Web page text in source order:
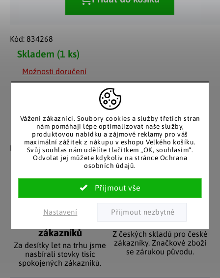
Vážení zákazníci. Soubory cookies a služby třetích stran
nám pomáhají lépe optimalizovat naše služby,
produktovou nabídku a zájmové reklamy pro váš
maximální zážitek z nákupu v eshopu Velkého košíku.
Svůj souhlas nám udělíte tlačítkem „OK, souhlasím“.
Odvolat jej můžete kdykoliv na stránce Ochrana
osobních údajů.
Nastavení
Skladem (1 ks)
Možnosti doručení
Kód: 834268
Záruka spokojenosti
Nakupujete bez obav, férové
jednání v každé situaci.
Katalog v tištěné
podobě
Stálým zákazníkům
posíláme papírový katalog
do schránky.
zákazníků
Za desítky let na trhu jsme
nasbírali stovky tisíc
spokojených zákazníků.
EU distribuce
Z českých skladů pro české
zákazníky. Značkové zboží
se zárukou původu.